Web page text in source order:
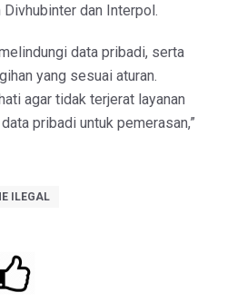
dan Interpol.
data pribadi, serta
yang sesuai aturan.
agar tidak terjerat layanan
pribadi untuk pemerasan,”
ILEGAL